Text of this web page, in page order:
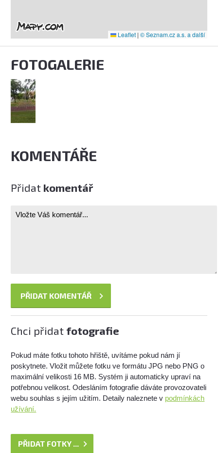
Leaflet | © Seznam.cz a.s. a další
FOTOGALERIE
KOMENTÁŘE
Přidat komentář
Chci přidat fotografie
Pokud máte fotku tohoto hřiště, uvítáme pokud nám jí
poskytnete. Vložit můžete fotku ve formátu JPG nebo PNG o
maximální velikosti 16 MB. Systém ji automaticky upraví na
potřebnou velikost. Odesláním fotografie dáváte provozovateli
webu souhlas s jejím užitím. Detaily naleznete v podmínkách
užívání.
PŘIDAT FOTKY ...